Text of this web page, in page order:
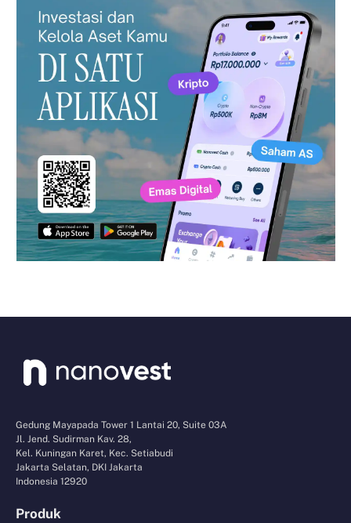
Gedung Mayapada Tower 1 Lantai 20, Suite 03A
Jl. Jend. Sudirman Kav. 28,
Kel. Kuningan Karet, Kec. Setiabudi
Jakarta Selatan, DKI Jakarta
Indonesia 12920
Produk